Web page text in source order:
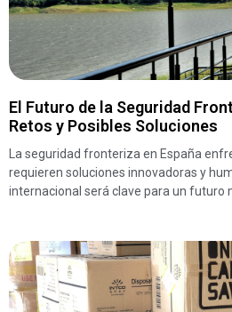
El Futuro de la Seguridad
Retos y Posibles Soluciones
La seguridad fronteriza en España
requieren soluciones innovadoras y
internacional será clave para un futuro